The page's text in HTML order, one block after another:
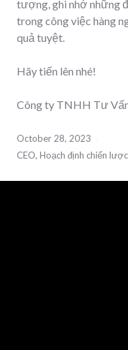
tượng, ghi nhớ những
trong công việc hàng
quả tuyệt.
Hãy tiến lên nhé!
Công ty TNHH Tư
October 28, 2023
CEO, Hoạch định chiến lược